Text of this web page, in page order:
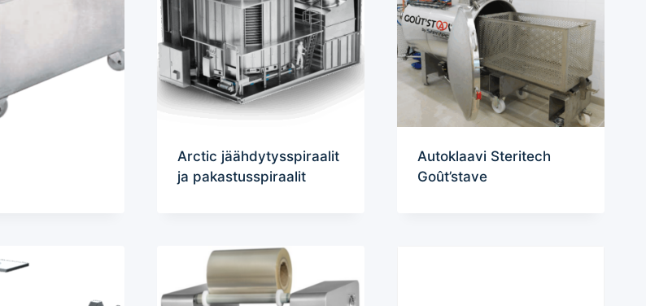
Arctic jäähdytysspiraalit
ja pakastusspiraalit
Autoklaavi Steritech
Goût’stave